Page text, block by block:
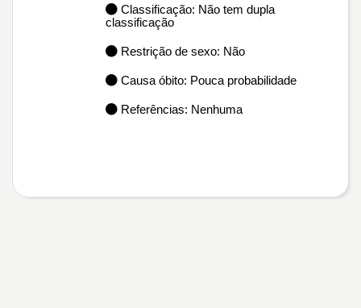
Classificação: Não tem dupla
classificação
Restrição de sexo: Não
Causa óbito: Pouca probabilidade
Referências: Nenhuma